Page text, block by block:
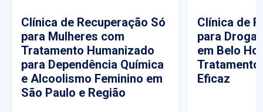
Clínica de Recuperação Só
para Mulheres com
Tratamento Humanizado
para Dependência Química
e Alcoolismo Feminino em
São Paulo e Região
Clínica de
para
em Belo
Tratamento
Eficaz